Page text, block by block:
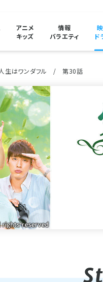
アニメ
キッズ
情報
バラエティ
ド
生はワンダフル 第30話